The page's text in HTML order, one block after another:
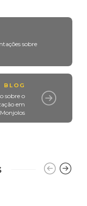
sobre
BLOG
sobre o
em
Monjolos